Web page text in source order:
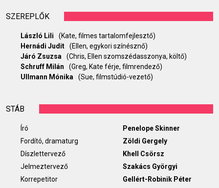
SZEREPLŐK
László Lili
(Kate, filmes tartalomfejlesztő)
Hernádi Judit
(Ellen, egykori színésznő)
Járó Zsuzsa
(Chris, Ellen szomszédasszonya, költő)
Schruff Milán
(Greg, Kate férje, filmrendező)
Ullmann Mónika
(Sue, filmstúdió-vezető)
STÁB
Író
Penelope Skinner
Fordító, dramaturg
Zöldi Gergely
Díszlettervező
Khell Csörsz
Jelmeztervező
Szakács Györgyi
Korrepetitor
Gellért-Robinik Péter